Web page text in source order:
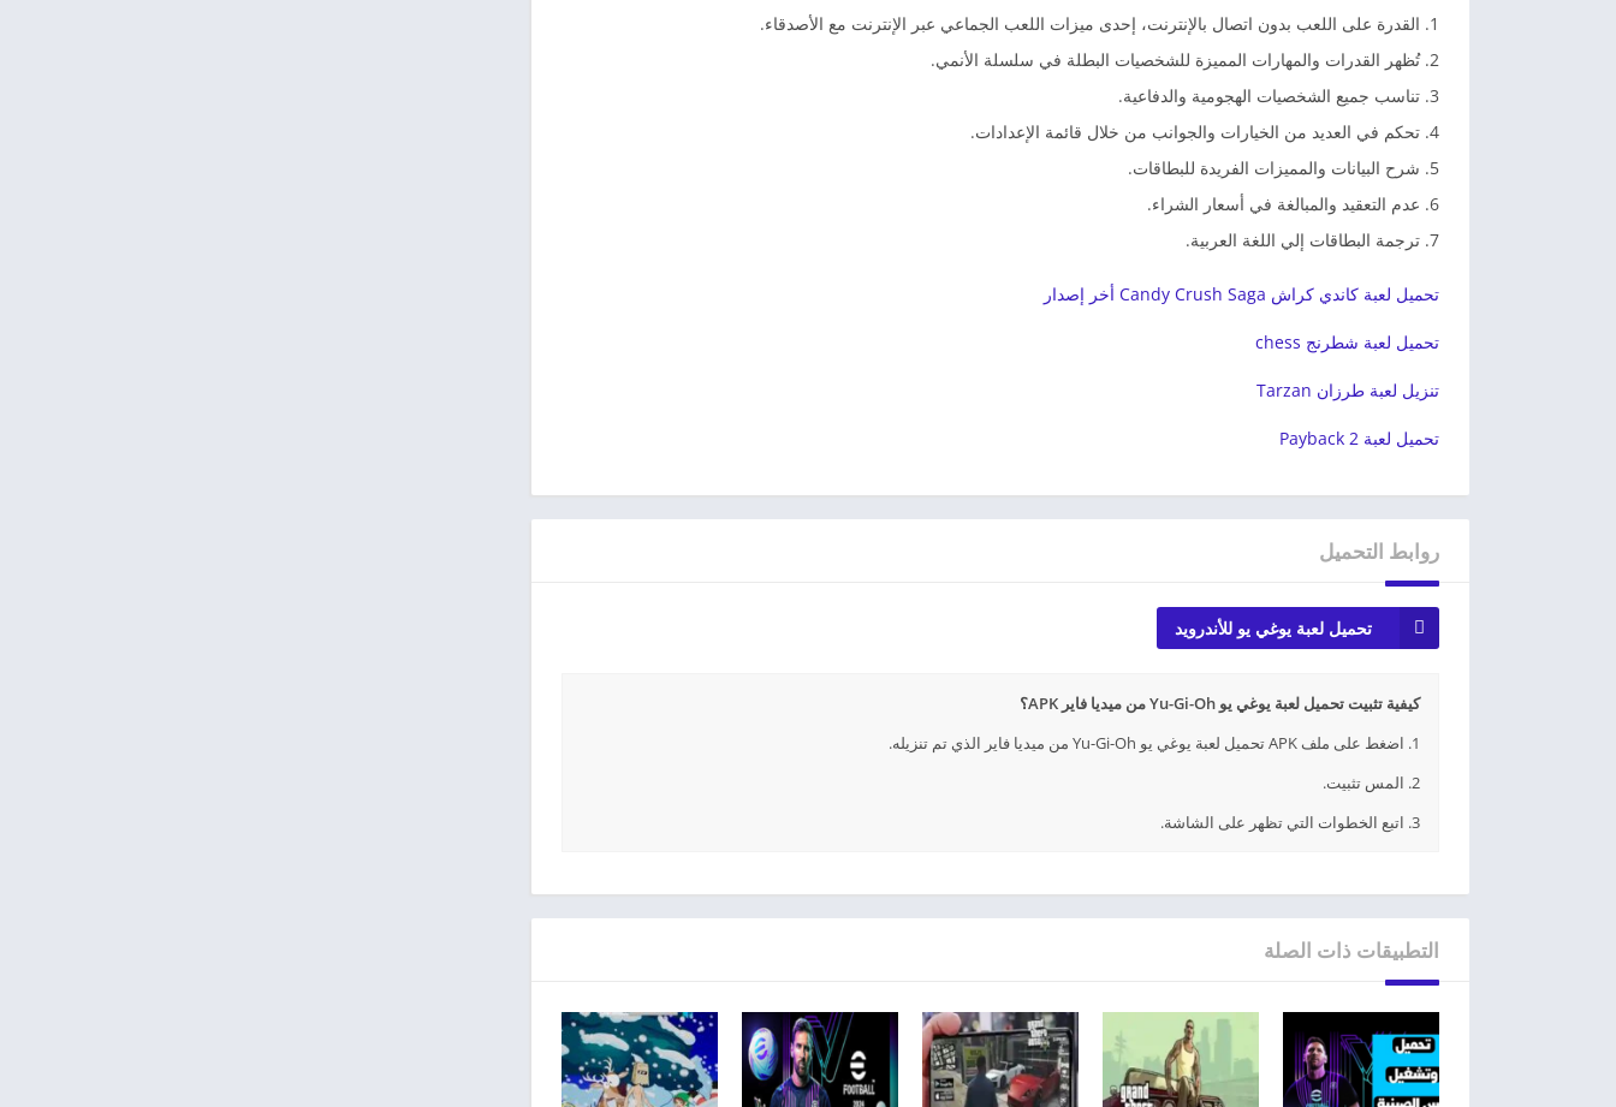
القدرة على اللعب بدون اتصال بالإنترنت، إحدى ميزات اللعب الجماعي عبر الإنترنت مع الأصدقاء.
تُظهر القدرات والمهارات المميزة للشخصيات البطلة في سلسلة الأنمي.
تناسب جميع الشخصيات الهجومية والدفاعية.
تحكم في العديد من الخيارات والجوانب من خلال قائمة الإعدادات.
شرح البيانات والمميزات الفريدة للبطاقات.
عدم التعقيد والمبالغة في أسعار الشراء.
ترجمة البطاقات إلي اللغة العربية.
تحميل لعبة كاندي كراش Candy Crush Saga أخر إصدار
تحميل لعبة شطرنج chess
تنزيل لعبة طرزان Tarzan
تحميل لعبة Payback 2
روابط التحميل
تحميل لعبة يوغي يو للأندرويد
كيفية تثبيت تحميل لعبة يوغي يو Yu-Gi-Oh من ميديا فاير APK؟
1. اضغط على ملف APK تحميل لعبة يوغي يو Yu-Gi-Oh من ميديا فاير الذي تم تنزيله.
2. المس تثبيت.
3. اتبع الخطوات التي تظهر على الشاشة.
التطبيقات ذات الصلة